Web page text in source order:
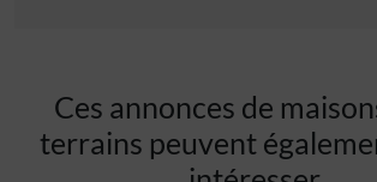
Ces annonces de
terrains peuvent